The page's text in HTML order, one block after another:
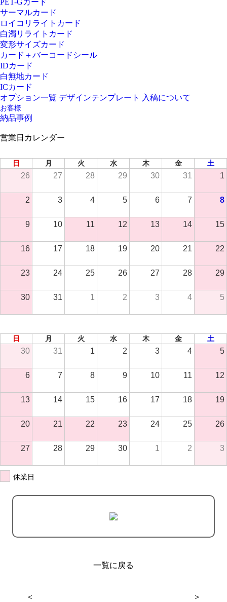
PET-Gカード
サーマルカード
ロイコリライトカード
白濁リライトカード
変形サイズカード
カード＋バーコードシール
IDカード
白無地カード
ICカード
オプション一覧 デザインテンプレート 入稿について
お客様
納品事例
営業日カレンダー
日 月 火 水 木 金 土
26 27 28 29 30 31 1
2 3 4 5 6 7 8
9 10 11 12 13 14 15
16 17 18 19 20 21 22
23 24 25 26 27 28 29
30 31 1 2 3 4 5
日 月 火 水 木 金 土
30 31 1 2 3 4 5
6 7 8 9 10 11 12
13 14 15 16 17 18 19
20 21 22 23 24 25 26
27 28 29 30 1 2 3
休業日
一覧に戻る
＜ ＞